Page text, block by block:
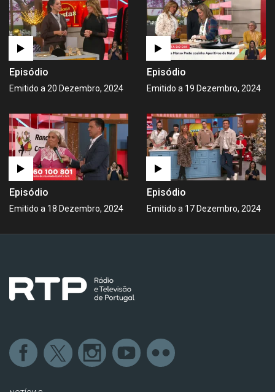
Episódio
Emitido a 20 Dezembro, 2024
Episódio
Emitido a 19 Dezembro, 2024
Episódio
Emitido a 18 Dezembro, 2024
Episódio
Emitido a 17 Dezembro, 2024